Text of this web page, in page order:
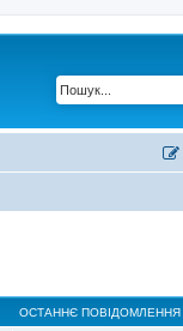
ОСТАННЄ ПОВІДОМЛЕННЯ